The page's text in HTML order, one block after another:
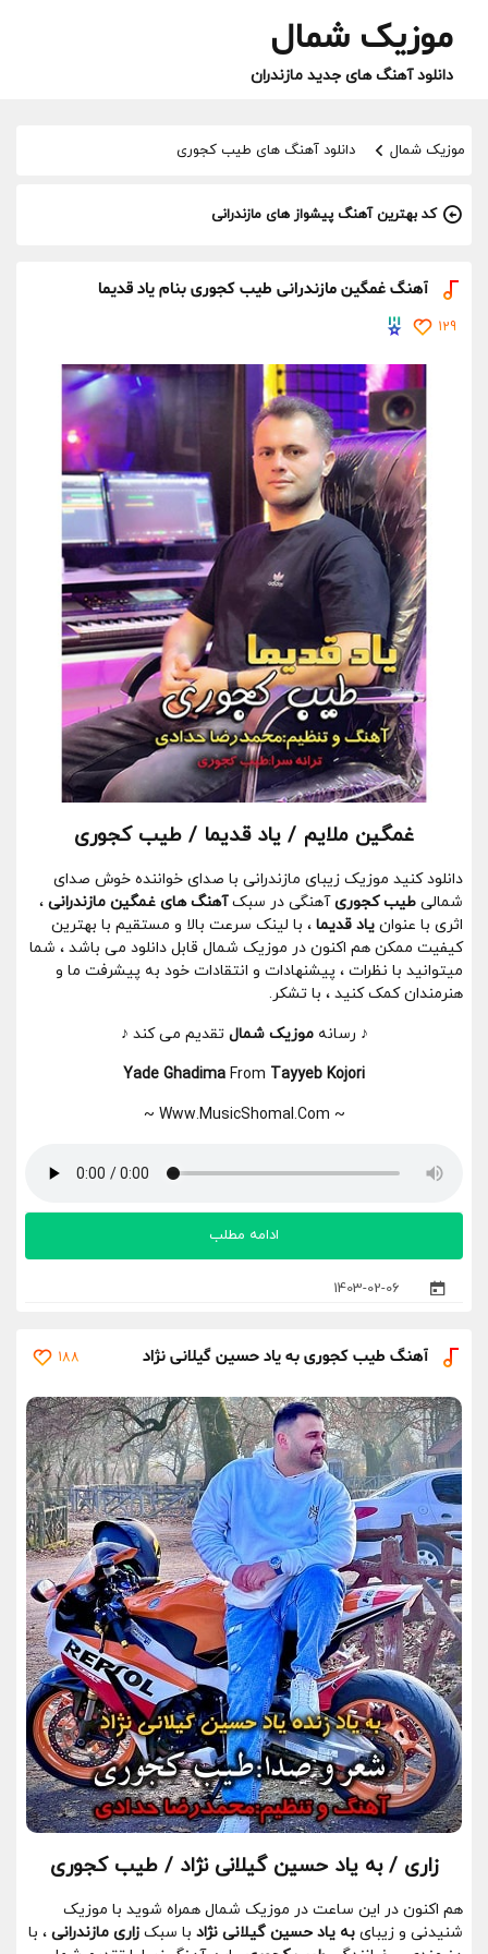
موزیک شمال
دانلود آهنگ های جدید مازندران
موزیک شمال دانلود آهنگ های طیب کجوری
کد بهترین آهنگ پیشواز های مازندرانی
آهنگ غمگین مازندرانی طیب کجوری بنام یاد قدیما
129
غمگین ملایم / یاد قدیما / طیب کجوری
دانلود کنید موزیک زیبای مازندرانی با صدای خواننده خوش صدای
شمالی طیب کجوریآهنگی در سبکآهنگ های غمگین مازندرانی ،
اثری با عنوان یاد قدیما ، با لینک سرعت بالا و مستقیم با بهترین
کیفیت ممکن هم اکنون در موزیک شمال قابل دانلود می باشد ، شما
میتوانید با نظرات ، پیشنهادات و انتقادات خود به پیشرفت ما و
هنرمندان کمک کنید ، با تشکر.
♪ رسانهموزیک شمال تقدیم می کند ♪
Yade Ghadima From Tayyeb Kojori
~ Www.MusicShomal.Com ~
1403-02-06
ادامه مطلب
آهنگ طیب کجوری به یاد حسین گیلانی نژاد 188
زاری / به یاد حسین گیلانی نژاد / طیب کجوری
هم اکنون در این ساعت در موزیک شمال همراه شوید با موزیک
شنیدنی و زیبای به یاد حسین گیلانی نژاد با سبک زاری مازندرانی ، با